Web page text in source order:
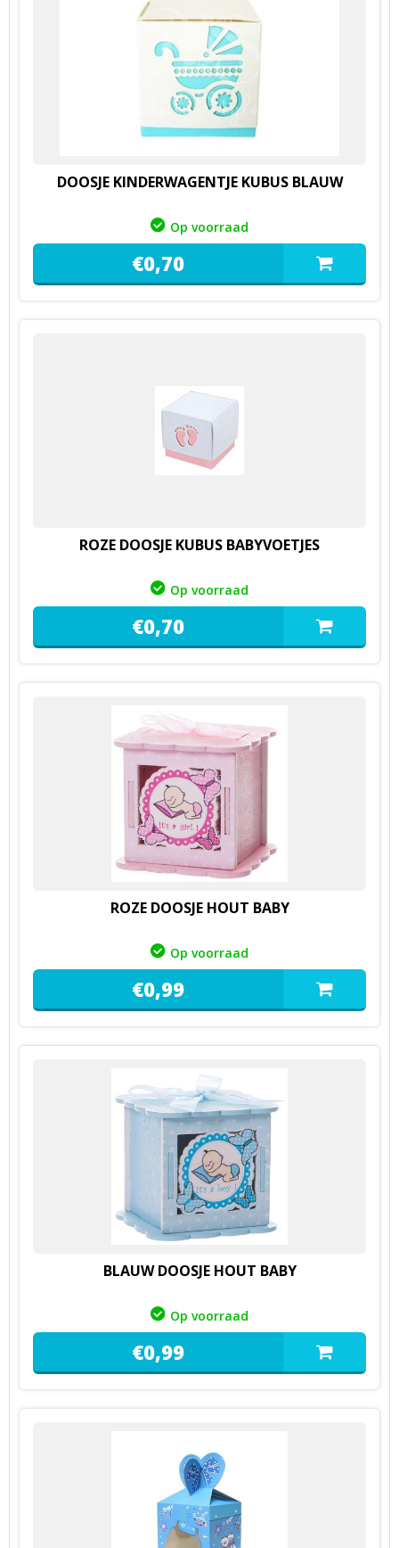
DOOSJE KINDERWAGENTJE KUBUS BLAUW
Op voorraad
€0,70
ROZE DOOSJE KUBUS BABYVOETJES
Op voorraad
€0,70
ROZE DOOSJE HOUT BABY
Op voorraad
€0,99
BLAUW DOOSJE HOUT BABY
Op voorraad
€0,99